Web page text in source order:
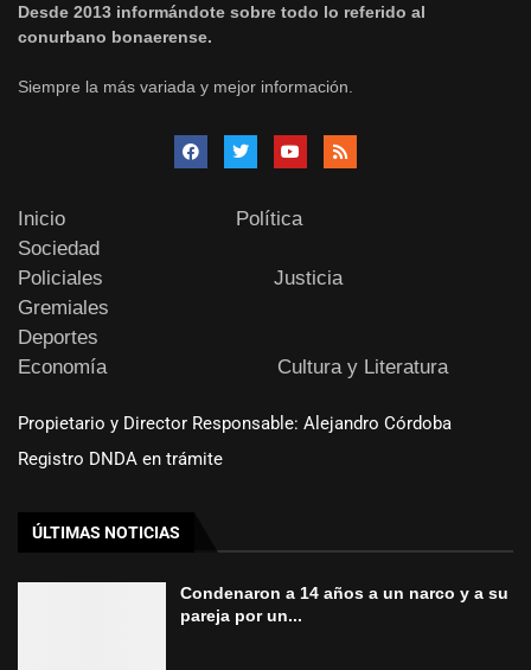
Desde 2013 informándote sobre todo lo referido al
conurbano bonaerense.
Siempre la más variada y mejor información.
Inicio
Política
Sociedad
Policiales
Justicia
Gremiales
Deportes
Economía
Cultura y Literatura
Propietario y Director Responsable: Alejandro Córdoba
Registro DNDA en trámite
ÚLTIMAS NOTICIAS
Condenaron a 14 años a un narco y a su
pareja por un...